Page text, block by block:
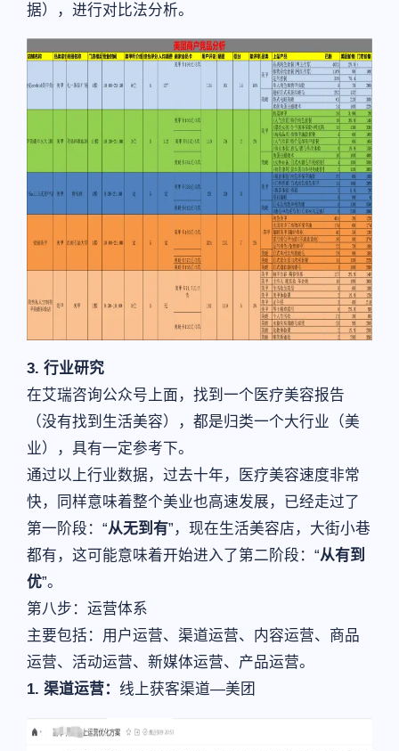
据），进行对比法分析。
3. 行业研究
在艾瑞咨询公众号上面，找到一个医疗美容报告
（没有找到生活美容），都是归类一个大行业（美
业），具有一定参考下。
通过以上行业数据，过去十年，医疗美容速度非常
快，同样意味着整个美业也高速发展，已经走过了
第一阶段：“从无到有”，现在生活美容店，大街小巷
都有，这可能意味着开始进入了第二阶段：“从有到
优”。
第八步：运营体系
主要包括：用户运营、渠道运营、内容运营、商品
运营、活动运营、新媒体运营、产品运营。
1. 渠道运营： 线上获客渠道—美团